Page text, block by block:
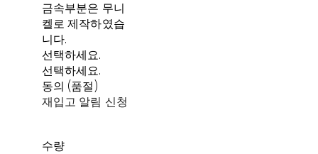
금속부분은 무니
켈로 제작하였습
니다.
선택하세요.
선택하세요.
동의 (품절)
재입고 알림 신청
수량